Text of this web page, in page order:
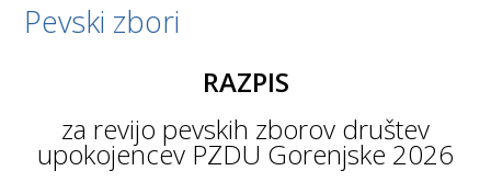
Pevski zbori
RAZPIS
za revijo pevskih zborov društev
upokojencev PZDU Gorenjske 2026